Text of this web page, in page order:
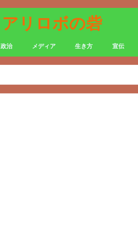
アリロボの砦
政治 メディア 生き方 宣伝